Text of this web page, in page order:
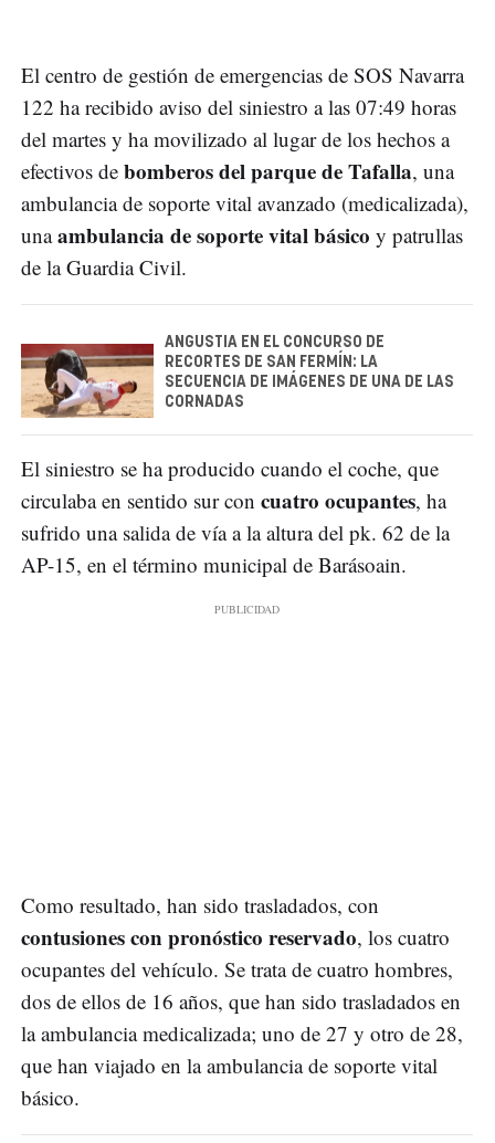
El centro de gestión de emergencias de SOS Navarra
122 ha recibido aviso del siniestro a las 07:49 horas
del martes y ha movilizado al lugar de los hechos a
efectivos de bomberos del parque de Tafalla, una
ambulancia de soporte vital avanzado (medicalizada),
unaambulancia de soporte vital básico y patrullas
de la Guardia Civil.
ANGUSTIA EN EL CONCURSO DE
RECORTES DE SAN FERMÍN: LA
SECUENCIA DE IMÁGENES DE UNA DE LAS
CORNADAS
El siniestro se ha producido cuando el coche, que
circulaba en sentido sur con cuatro ocupantes, ha
sufrido una salida de vía a la altura del pk. 62 de la
AP-15, en el término municipal de Barásoain.
Como resultado, han sido trasladados, con
contusiones con pronóstico reservado, los cuatro
ocupantes del vehículo. Se trata de cuatro hombres,
dos de ellos de 16 años, que han sido trasladados en
la ambulancia medicalizada; uno de 27 y otro de 28,
que han viajado en la ambulancia de soporte vital
básico.